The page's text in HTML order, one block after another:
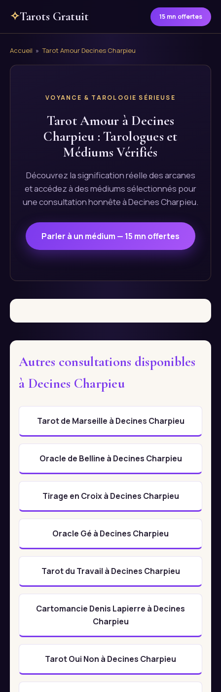
✧Tarots Gratuit 15 mn offertes
Accueil » Tarot Amour Decines Charpieu
VOYANCE & TAROLOGIE SÉRIEUSE
Tarot Amour à Decines
Charpieu : Tarologues et
Médiums Vérifiés
Découvrez la signification réelle des arcanes
et accédez à des médiums sélectionnés pour
une consultation honnête à Decines Charpieu.
Parler à un médium — 15 mn offertes
Autres consultations disponibles
à Decines Charpieu
Tarot de Marseille à Decines Charpieu
Oracle de Belline à Decines Charpieu
Tirage en Croix à Decines Charpieu
Oracle Gé à Decines Charpieu
Tarot du Travail à Decines Charpieu
Cartomancie Denis Lapierre à Decines
Charpieu
Tarot Oui Non à Decines Charpieu